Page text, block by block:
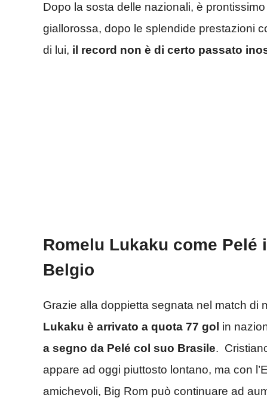
Dopo la sosta delle nazionali, è
giallorossa, dopo le splendide prestazioni
di lui, il record non è di certo passato
Romelu Lukaku come
Belgio
Grazie alla doppietta segnata nel match di
Lukaku è arrivato a quota 77 gol in
a segno da Pelé col suo Brasile.
appare ad oggi piuttosto lontano, ma con
amichevoli, Big Rom può continuare ad